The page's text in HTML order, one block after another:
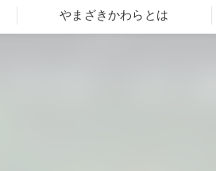
やまざきかわらとは